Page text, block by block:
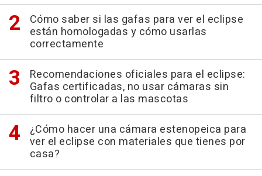
Cómo saber si las gafas para ver el eclipse
están homologadas y cómo usarlas
correctamente
Recomendaciones oficiales para el eclipse:
Gafas certificadas, no usar cámaras sin
filtro o controlar a las mascotas
¿Cómo hacer una cámara estenopeica para
ver el eclipse con materiales que tienes por
casa?